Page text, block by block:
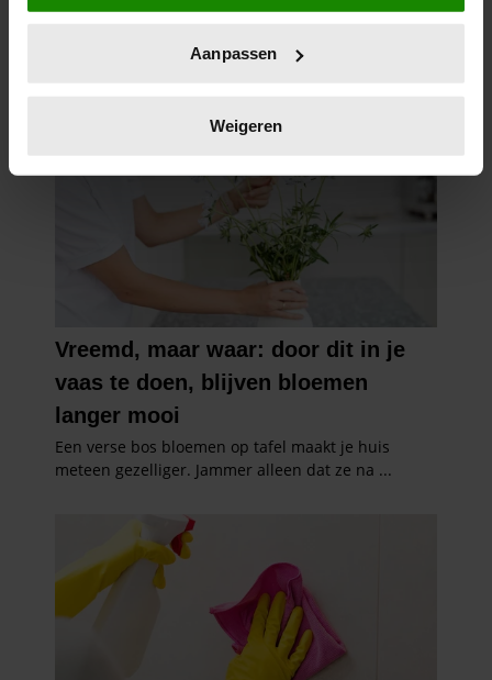
locatie, die tot een paar meter nauwkeurig kan zijn
scannen op specifieke eigenschappen (fingerprinting)
verwerkt en stel uw voorkeuren in het
intrekken in de Cookieverklaring.
We gebruiken cookies om content en advertenties te
personaliseren, om functies voor social media te bieden
en om ons websiteverkeer te analyseren. Ook delen we
informatie over uw gebruik van onze site met onze
partners voor social media, adverteren en analyse. Deze
partners kunnen deze gegevens combineren met andere
informatie die u aan ze heeft verstrekt of die ze hebben
verzameld op basis van uw gebruik van hun services. U
gaat akkoord met onze cookies als u onze website blijft
gebruiken.
Aanpassen
Weigeren